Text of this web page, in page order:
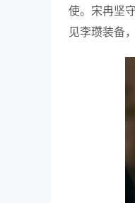
使。宋冉坚
见李瓒装备